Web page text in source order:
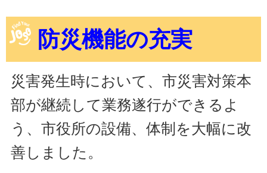
防災機能の充実
災害発生時において、市災害対策本
部が継続して業務遂行ができるよ
う、市役所の設備、体制を大幅に改
善しました。